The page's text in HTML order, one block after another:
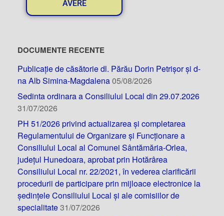
AVERE
DOCUMENTE RECENTE
Publicație de căsătorie dl. Părău Dorin Petrișor și d-
na Alb Simina-Magdalena05/08/2026
Sedinta ordinara a Consiliului Local din 29.07.2026
31/07/2026
PH 51/2026 privind actualizarea și completarea
Regulamentului de Organizare și Funcționare a
Consiliului Local al Comunei Sântămăria-Orlea,
județul Hunedoara, aprobat prin Hotărârea
Consiliului Local nr. 22/2021, în vederea clarificării
procedurii de participare prin mijloace electronice la
ședințele Consiliului Local și ale comisiilor de
specialitate31/07/2026